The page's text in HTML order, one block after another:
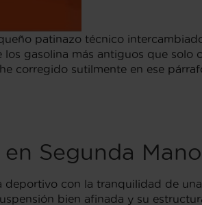
patinazo técnico
los gasolina más antiguos que solo
corregido sutilmente en ese
Segunda Mano
con la tranquilidad de
bien afinada y su